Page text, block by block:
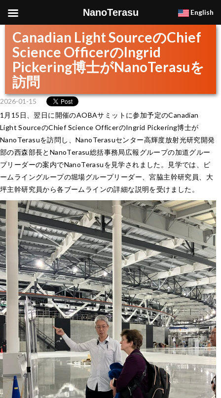
Canadian Light SourceのChief
Science OfficerのIngrid
Pickering博士がNanoTerasuを
訪問
2026-01-15
1月15日、翌日に開催のAOBAサミットに参加予定のCanadian
Light SourceのChief Science OfficerのIngrid Pickering博士が
NanoTerasuを訪問し、NanoTerasuセンター高輝度放射光研究開発
部の西森部長とNanoTerasu総括事務局広報グループの加道グルー
プリーダーの案内でNanoTerasuを見学されました。見学では、ビ
ームライングループの堀場グループリーダー、宮脇主幹研究員、大
坪主幹研究員から各ブームラインの詳細な説明を受けました。
NanoTerasu English